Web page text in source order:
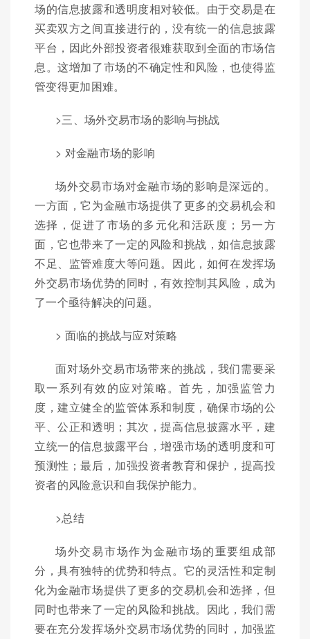
场的信息披露和透明度相对较低。由于交易是在
买卖双方之间直接进行的，没有统一的信息披露
平台，因此外部投资者很难获取到全面的市场信
息。这增加了市场的不确定性和风险，也使得监
管变得更加困难。
>三、场外交易市场的影响与挑战
> 对金融市场的影响
场外交易市场对金融市场的影响是深远的。
一方面，它为金融市场提供了更多的交易机会和
选择，促进了市场的多元化和活跃度；另一方
面，它也带来了一定的风险和挑战，如信息披露
不足、监管难度大等问题。因此，如何在发挥场
外交易市场优势的同时，有效控制其风险，成为
了一个亟待解决的问题。
> 面临的挑战与应对策略
面对场外交易市场带来的挑战，我们需要采
取一系列有效的应对策略。首先，加强监管力
度，建立健全的监管体系和制度，确保市场的公
平、公正和透明；其次，提高信息披露水平，建
立统一的信息披露平台，增强市场的透明度和可
预测性；最后，加强投资者教育和保护，提高投
资者的风险意识和自我保护能力。
>总结
场外交易市场作为金融市场的重要组成部
分，具有独特的优势和特点。它的灵活性和定制
化为金融市场提供了更多的交易机会和选择，但
同时也带来了一定的风险和挑战。因此，我们需
要在充分发挥场外交易市场优势的同时，加强监